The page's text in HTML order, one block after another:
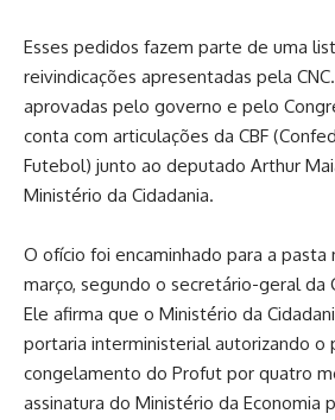
Esses pedidos fazem parte de uma
reivindicações apresentadas pela
aprovadas pelo governo e pelo
conta com articulações da CBF
Futebol) junto ao deputado Arthur
Ministério da Cidadania.
O ofício foi encaminhado para a pasta
março, segundo o secretário-geral da
Ele afirma que o Ministério da
portaria interministerial autorizando o
congelamento do Profut por quatro
assinatura do Ministério da Economia